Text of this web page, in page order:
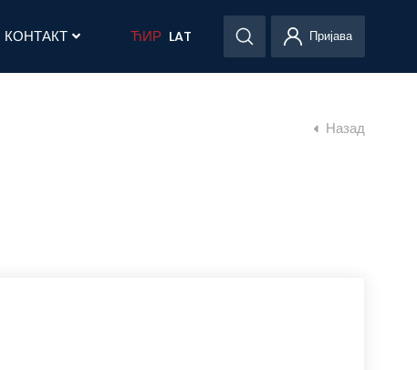
КОНТАКТ ЋИР LAT Пријава
Назад